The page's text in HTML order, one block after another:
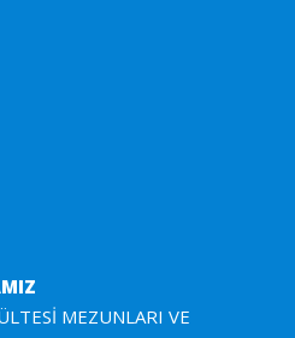
MEZUNLARI VE